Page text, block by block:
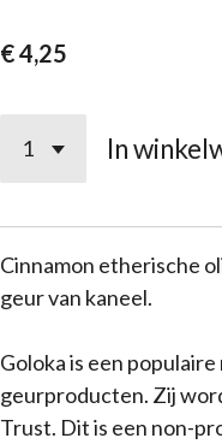
€ 4,25
In
Cinnamon etherische
geur van kaneel.
Goloka is een
geurproducten. Zij
Trust. Dit is een non-